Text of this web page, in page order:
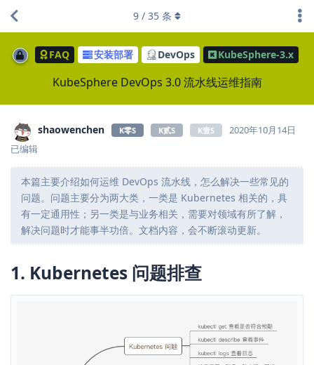
FAQ 安装部署 DevOps KubeSphere-3.x
KubeSphere DevOps 3.0 流水线运维指南
9 / 35 条
shaowenchen K零S K贰S K壹S
2020年10月14日
已编辑
本篇主要介绍如何运维 DevOps 流水线，怎么解决一些常见的
问题。问题主要分为两大类，一类是 Kubernetes 相关的，具
有一定通用性；另一类是与业务相关，需要对领域有所了解，
解决问题时才能事半功倍。文档内容，会不断滚动更新。
1. Kubernetes 问题排查